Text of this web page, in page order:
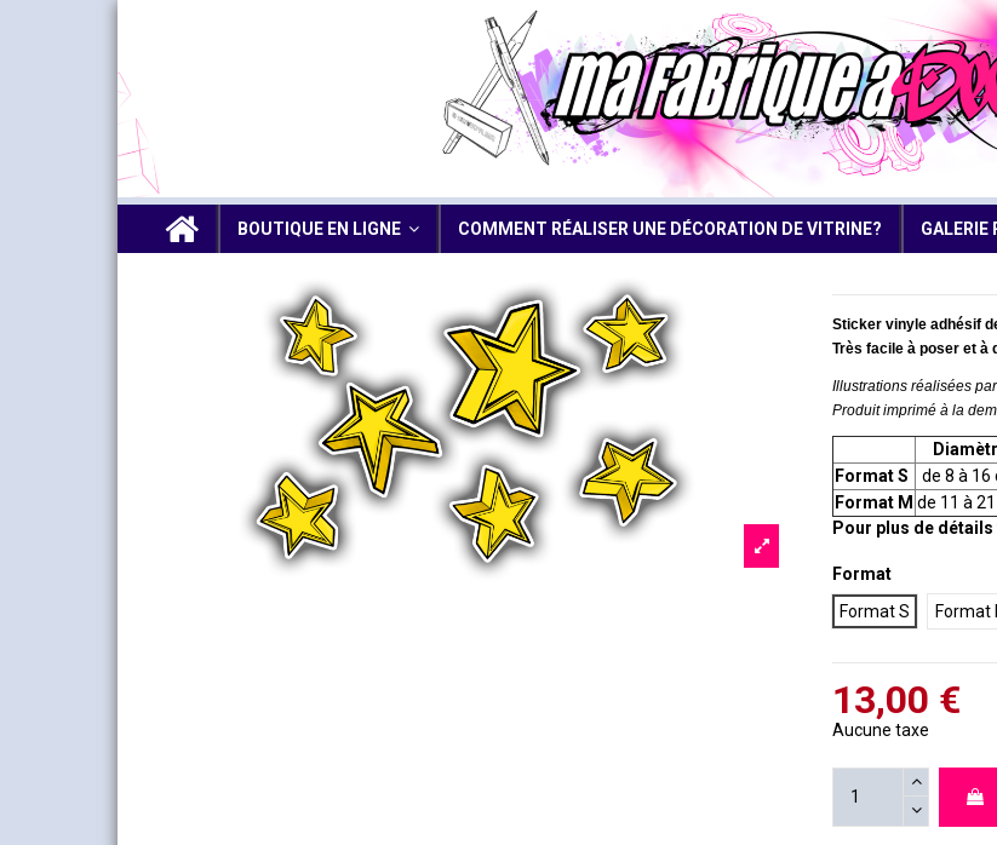
BOUTIQUE EN LIGNE COMMENT RÉALISER UNE DÉCORATION DE VITRINE? GALERIE
Sticker vinyle adhésif
Très facile à poser et à
Illustrations réalisées
Produit imprimé à la
Format S
de 8 à 16
Format M de 11 à
Pour plus de
Format
Format S
Format
13,00 €
Aucune taxe